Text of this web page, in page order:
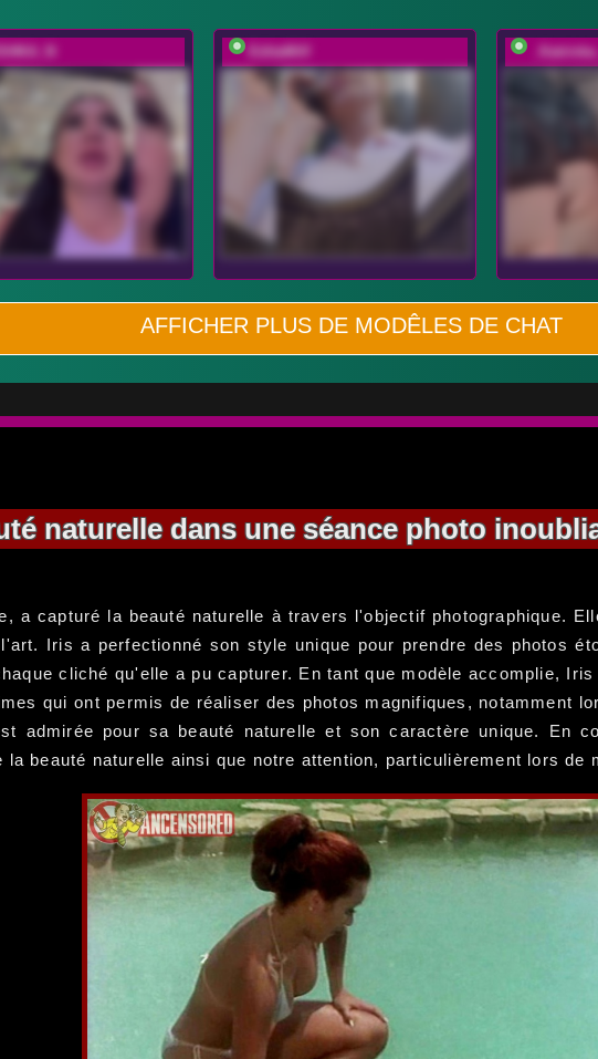
EditaMilf
AFFICHER PLUS DE MODÊLES DE CHAT
naturelle dans une séance photo
a capturé la beauté naturelle à travers l'objectif photographique.
Iris a perfectionné son style unique pour prendre des photos
cliché qu'elle a pu capturer. En tant que modèle accomplie,
qui ont permis de réaliser des photos magnifiques, notamment
admirée pour sa beauté naturelle et son caractère unique. En
beauté naturelle ainsi que notre attention, particulièrement lors de